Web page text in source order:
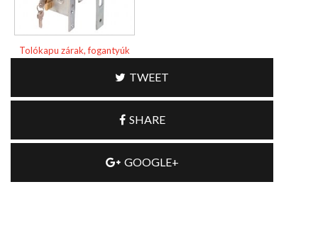
Tolókapu zárak, fogantyúk
TWEET
SHARE
GOOGLE+